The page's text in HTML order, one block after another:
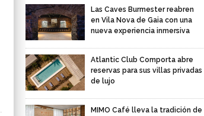
Las Caves Burmester reabren
en Vila Nova de Gaia con una
nueva experiencia inmersiva
Atlantic Club Comporta abre
reservas para sus villas privadas
de lujo
MIMO Café lleva la tradición de